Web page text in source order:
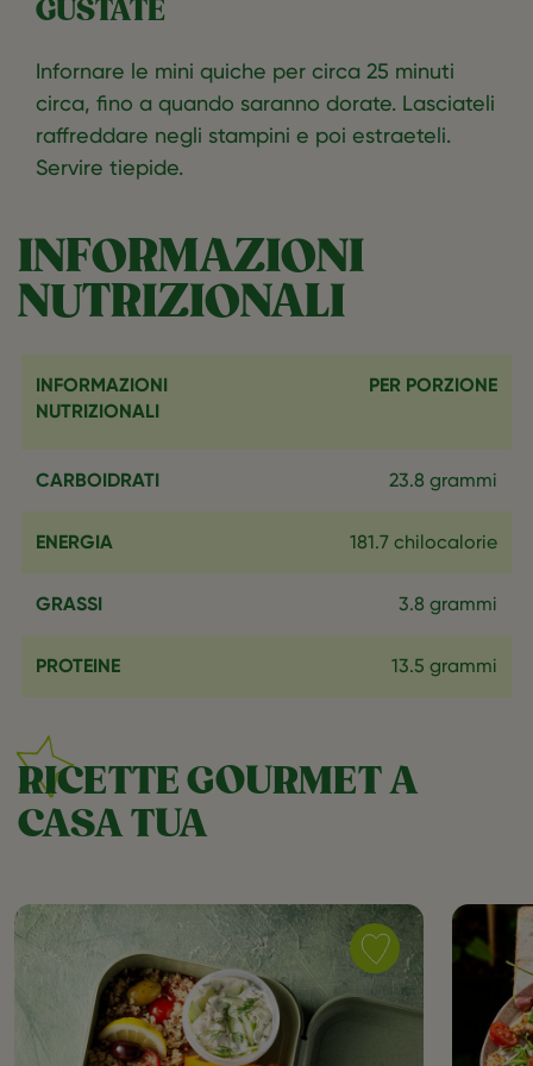
GUSTATE
Infornare le mini quiche per circa 25 minuti
circa, fino a quando saranno dorate. Lasciateli
raffreddare negli stampini e poi estraeteli.
Servire tiepide.
INFORMAZIONI
NUTRIZIONALI
INFORMAZIONI
NUTRIZIONALI
PER PORZIONE
CARBOIDRATI 23.8 grammi
ENERGIA 181.7 chilocalorie
GRASSI 3.8 grammi
PROTEINE 13.5 grammi
RICETTE GOURMET A
CASA TUA
Save
recipe
Lunch